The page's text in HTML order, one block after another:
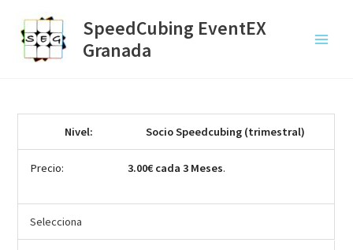
contenido
SpeedCubing EventEX
Granada
Socio Speedcubing (trimestral)
3.00€ cada 3 Meses.
Selecciona